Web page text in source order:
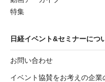
特集
日経イベント&セミナーにつ
お問い合わせ
イベント協賛をお考えの企業